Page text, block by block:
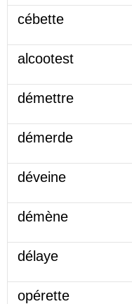
cébette
alcootest
démettre
démerde
déveine
démène
délaye
opérette